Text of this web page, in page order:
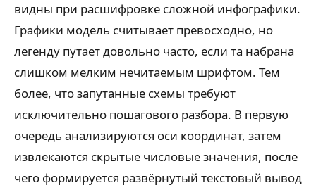
видны при расшифровке сложной инфографики.
Графики модель считывает превосходно, но
легенду путает довольно часто, если та набрана
слишком мелким нечитаемым шрифтом. Тем
более, что запутанные схемы требуют
исключительно пошагового разбора. В первую
очередь анализируются оси координат, затем
извлекаются скрытые числовые значения, после
чего формируется развёрнутый текстовый вывод